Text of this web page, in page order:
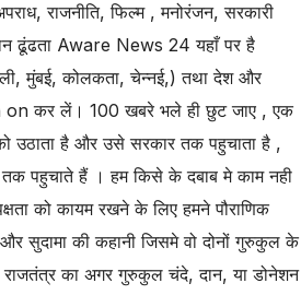
राजनीति, फिल्म , मनोरंजन, सरकारी
ढूंढता Aware News 24 यहाँ पर है
मुंबई, कोलकता, चेन्नई,) तथा देश और
on कर लें। 100 खबरे भले ही छुट जाए , एक
उठाता है और उसे सरकार तक पहुचाता है ,
पहुचाते हैं । हम किसे के दबाब मे काम नही
को कायम रखने के लिए हमने पौराणिक
सुदामा की कहानी जिसमे वो दोनों गुरुकुल के
का अगर गुरुकुल चंदे, दान, या डोनेशन